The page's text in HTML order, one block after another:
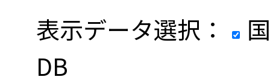
表示データ選択：
DB